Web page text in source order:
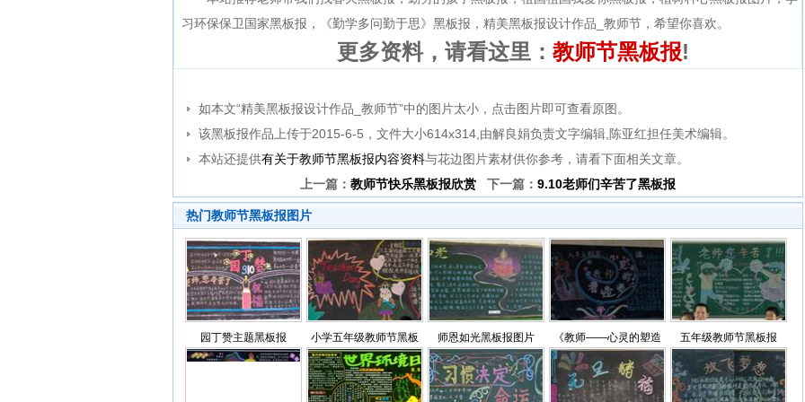
习环保保卫国家黑板报 ， 《勤学多问勤于思》黑板报 ， 精美黑板报设计作品_教师节 ，希望你喜欢。
更多资料，请看这里： 教师节黑板报!
如本文“精美黑板报设计作品_教师节”中的图片太小，点击图片即可查看原图。
该黑板报作品上传于2015-6-5，文件大小614x314,由解良娟负责文字编辑,陈亚红担任美术编辑。
本站还提供有关于教师节黑板报内容资料与花边图片素材供你参考，请看下面相关文章。
上一篇： 教师节快乐黑板报欣赏 下一篇： 9.10老师们辛苦了黑板报
热门教师节黑板报图片
园丁赞主题黑板报 小学五年级教师节黑板 师恩如光黑板报图片 《教师——心灵的塑造 五年级教师节黑板报